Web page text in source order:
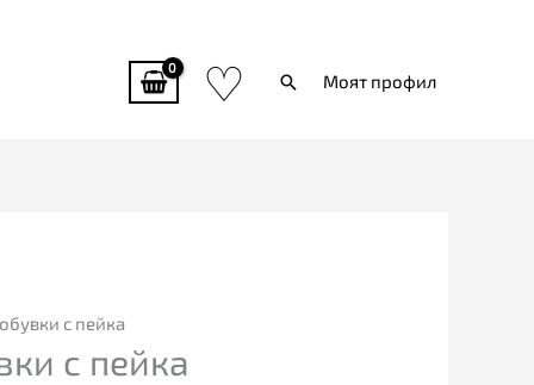
♡ ТърсиМоят профил
с пейка
с пейка